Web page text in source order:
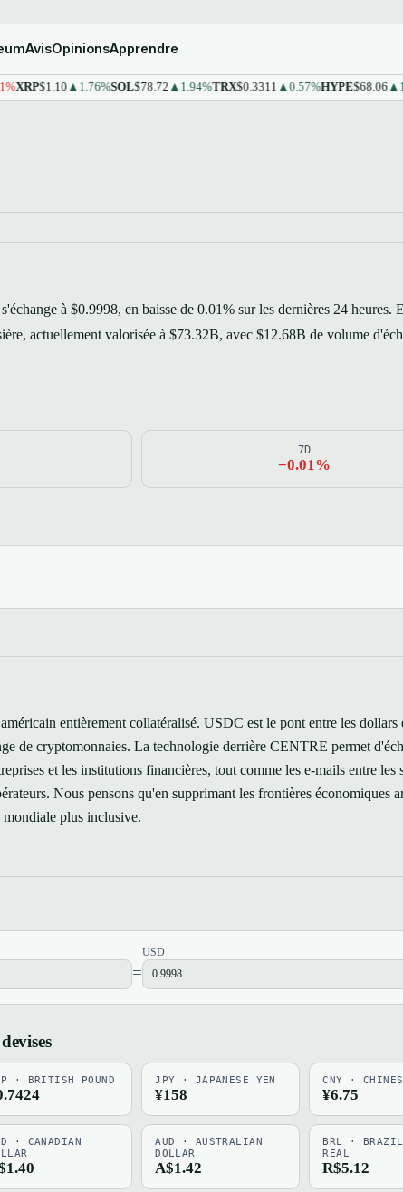
AvisOpinionsApprendre
$1.10▲1.76%SOL$78.72▲1.94%TRX$0.3311▲0.57%HYPE$68.06
à $0.9998, en baisse de 0.01% sur les dernières 24 heures.
actuellement valorisée à $73.32B, avec $12.68B de volume
7D
−0.01%
entièrement collatéralisé. USDC est le pont entre les dollars
de cryptomonnaies. La technologie derrière CENTRE permet
et les institutions financières, tout comme les e-mails entre les
Nous pensons qu'en supprimant les frontières économiques
plus inclusive.
=
USD
· BRITISH POUND JPY · JAPANESE YEN
¥158
CNY ·
¥6.75
· CANADIAN
AUD · AUSTRALIAN
DOLLAR
A$1.42
BRL ·
REAL
R$5.12